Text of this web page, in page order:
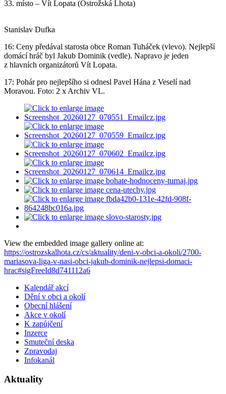
33. místo – Vít Lopata (Ostrožská Lhota)
Stanislav Dufka
16: Ceny předával starosta obce Roman Tuháček (vlevo). Nejlepší
domácí hráč byl Jakub Dominik (vedle). Napravo je jeden
z hlavních organizátorů Vít Lopata.
17: Pohár pro nejlepšího si odnesl Pavel Hána z Veselí nad
Moravou. Foto: 2 x Archiv VL.
View the embedded image gallery online at:
https://ostrozskalhota.cz/cs/aktuality/deni-v-obci-a-okoli/2700-
mariasova-liga-v-nasi-obci-jakub-dominik-nejlepsi-domaci-
hrac#sigFreeId8d741112a6
Kalendář akcí
Dění v obci a okolí
Obecní hlášení
Akce v okolí
K zapůjčení
Inzerce
Smuteční deska
Zpravodaj
Infokanál
Aktuality